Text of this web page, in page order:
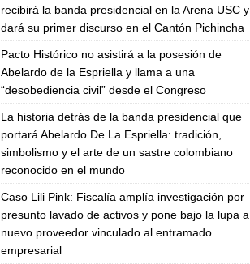
recibirá la banda presidencial en la Arena USC y
dará su primer discurso en el Cantón Pichincha
Pacto Histórico no asistirá a la posesión de
Abelardo de la Espriella y llama a una
“desobediencia civil” desde el Congreso
La historia detrás de la banda presidencial que
portará Abelardo De La Espriella: tradición,
simbolismo y el arte de un sastre colombiano
reconocido en el mundo
Caso Lili Pink: Fiscalía amplía investigación por
presunto lavado de activos y pone bajo la lupa a
nuevo proveedor vinculado al entramado
empresarial